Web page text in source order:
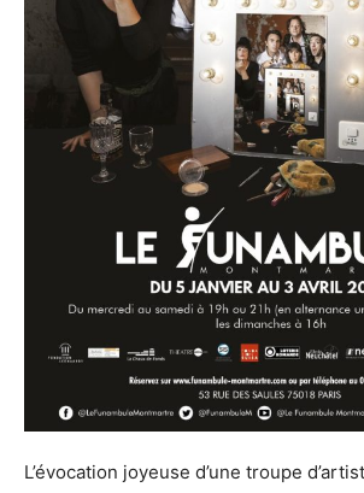
L’évocation joyeuse d’une troupe